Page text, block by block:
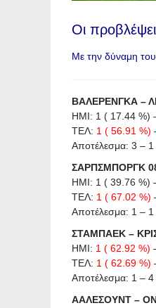
Οι
Με την δύναμη
ΒΑΛΕΡΕΝΓΚΑ –
ΗΜΙ: 1 ( 17.44 %)
ΤΕΛ: 1 ( 56.91 %)
Αποτέλεσμα: 3 –
ΣΑΡΠΣΜΠΟΡΓΚ
ΗΜΙ: 1 ( 39.76 %)
ΤΕΛ: 1 ( 67.02 %)
Αποτέλεσμα: 1 –
ΣΤΑΜΠΑΕΚ –
ΗΜΙ: 1 ( 62.92 %)
ΤΕΛ: 1 ( 62.69 %)
Αποτέλεσμα: 1 –
ΑΑΛΕΣΟΥΝΤ –